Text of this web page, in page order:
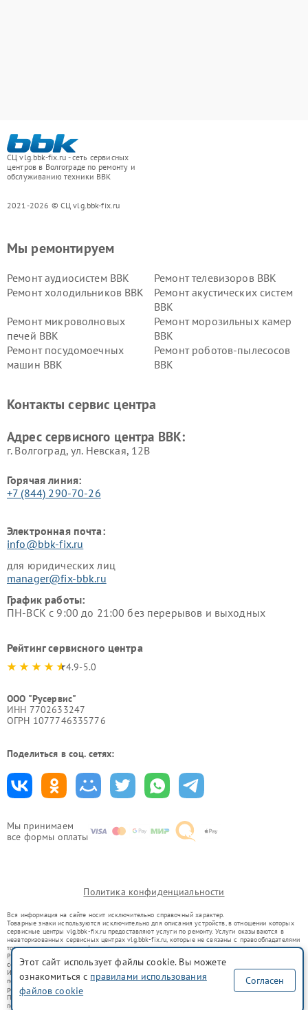
СЦ vlg.bbk-fix.ru - сеть сервисных
центров в Волгограде по ремонту и
обслуживанию техники BBK
2021-2026 © СЦ vlg.bbk-fix.ru
Мы принимаем
все формы оплаты
Мы ремонтируем
Ремонт аудиосистем BBK
Ремонт телевизоров BBK
Ремонт холодильников BBK
Ремонт акустических систем
BBK
Ремонт микроволновых
печей BBK
Ремонт морозильных камер
BBK
Ремонт посудомоечных
машин BBK
Ремонт роботов-пылесосов
BBK
Ремонт винных шкафов BBK
Контакты сервис центра
Адрес сервисного центра BBK:
г. Волгоград, ул. Невская, 12В
Горячая линия:
+7 (844) 290-70-26
Электронная почта:
info@bbk-fix.ru
для юридических лиц
manager@fix-bbk.ru
График работы:
ПН-ВСК с 9:00 до 21:00 без перерывов и выходных
Рейтинг сервисного центра
4.9-5.0
ООО "Русервис"
ИНН 7702633247
ОГРН 1077746335776
Поделиться в соц. сетях:
Политика конфиденциальности
Вся информация на сайте носит исключительно справочный характер.
Товарные знаки используются исключительно для описания устройств, в отношении которых
сервисные центры vlg.bbk-fix.ru предоставляют услуги по ремонту. Услуги оказываются в
неавторизованных сервисных центрах vlg.bbk-fix.ru, которые не связаны с правообладателями
товарных знаков или их официальными представителями.
Ремонт осуществляется для устройств, уже введенных в гражданский оборот в соответствии
со статьей 1487 ГК РФ.
Использование товарных знаков не преследует цели индивидуализации услуг или введения
потребителей в заблуждение, а служит для информирования о предоставляемых услугах по
ремонту техники указанных брендов.
Представленная на сайте информация не является публичной офертой, определяемой
положениями Статьи 437(2) Гражданского кодекса РФ
Этот сайт использует файлы cookie. Вы можете
ознакомиться с правилами использования
файлов cookie
Согласен